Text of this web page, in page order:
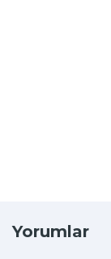
Yorumlar